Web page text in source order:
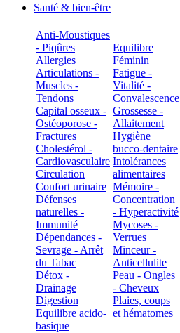
Santé & bien-être
Anti-Moustiques
- Piqûres
Allergies
Articulations -
Muscles -
Tendons
Capital osseux -
Ostéoporose -
Fractures
Cholestérol -
Cardiovasculaire
Circulation
Confort urinaire
Défenses
naturelles -
Immunité
Dépendances -
Sevrage - Arrêt
du Tabac
Détox -
Drainage
Digestion
Equilibre acido-
basique
Equilibre
Féminin
Fatigue -
Vitalité -
Convalescence
Grossesse -
Allaitement
Hygiène
bucco-dentaire
Intolérances
alimentaires
Mémoire -
Concentration
- Hyperactivité
Mycoses -
Verrues
Minceur -
Anticellulite
Peau - Ongles
- Cheveux
Plaies, coups
et hématomes